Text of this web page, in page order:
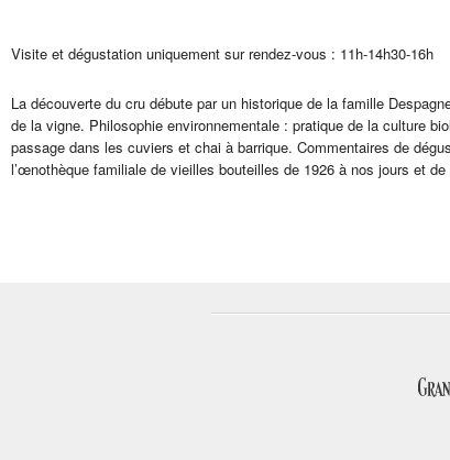
Visite et dégustation uniquement sur rendez-vous : 11h-14h30-16h
La découverte du cru débute par un historique de la famille
de la vigne. Philosophie environnementale : pratique de la culture
passage dans les cuviers et chai à barrique. Commentaires de
l’œnothèque familiale de vieilles bouteilles de 1926 à nos jours et